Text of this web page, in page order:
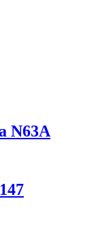
N63A